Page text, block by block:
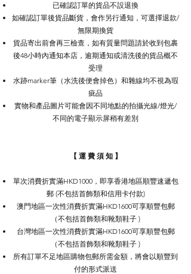
已確認訂單的貨品不設退換
如確認訂單後貨品斷貨，會作另行通知，可選擇退款/
無限期換貨
貨品寄出前會再三檢查，如有質量問題請於收到包裹
後48小時內通知本店，逾期通知或清洗後的貨品概不
受理
水跡marker筆（水洗後便會掉色）和雜線均不視為瑕
疵品
實物和產品圖片可能會因不同地點的拍攝光線/燈光/
不同的電子顯示屏稍有差別
【 運 費 須 知 】​​​
單次消費折實滿HKD1000，即享香港地區順豐速遞包
郵 (不包括首飾類和信用卡付款)
澳門地區一次性消費折實滿HKD1600可享順豐包郵
（不包括首飾類和靴類鞋子 )
台灣地區一次性消費折實滿HKD1600可享順豐包郵
（不包括首飾類和靴類鞋子 )
所有訂單不足地區購物包郵所需金額，將會以順豐到
付的形式派送